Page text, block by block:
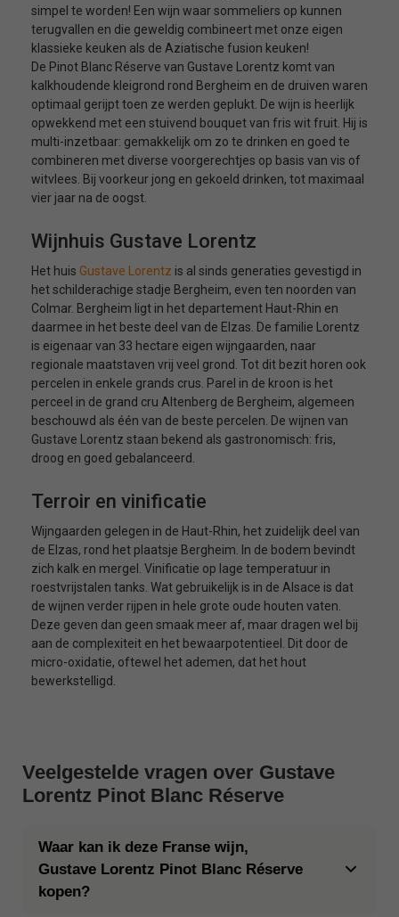
simpel te worden! Een wijn waar sommeliers op kunnen
terugvallen en die geweldig combineert met onze eigen
klassieke keuken als de Aziatische fusion keuken!
De Pinot Blanc Réserve van Gustave Lorentz komt van
kalkhoudende kleigrond rond Bergheim en de druiven waren
optimaal gerijpt toen ze werden geplukt. De wijn is heerlijk
opwekkend met een stuivend bouquet van fris wit fruit. Hij is
multi-inzetbaar: gemakkelijk om zo te drinken en goed te
combineren met diverse voorgerechtjes op basis van vis of
witvlees. Bij voorkeur jong en gekoeld drinken, tot maximaal
vier jaar na de oogst.
Wijnhuis Gustave Lorentz
Het huis Gustave Lorentz is al sinds generaties gevestigd in
het schilderachige stadje Bergheim, even ten noorden van
Colmar. Bergheim ligt in het departement Haut-Rhin en
daarmee in het beste deel van de Elzas. De familie Lorentz
is eigenaar van 33 hectare eigen wijngaarden, naar
regionale maatstaven vrij veel grond. Tot dit bezit horen ook
percelen in enkele grands crus. Parel in de kroon is het
perceel in de grand cru Altenberg de Bergheim, algemeen
beschouwd als één van de beste percelen. De wijnen van
Gustave Lorentz staan bekend als gastronomisch: fris,
droog en goed gebalanceerd.
Terroir en vinificatie
Wijngaarden gelegen in de Haut-Rhin, het zuidelijk deel van
de Elzas, rond het plaatsje Bergheim. In de bodem bevindt
zich kalk en mergel. Vinificatie op lage temperatuur in
roestvrijstalen tanks. Wat gebruikelijk is in de Alsace is dat
de wijnen verder rijpen in hele grote oude houten vaten.
Deze geven dan geen smaak meer af, maar dragen wel bij
aan de complexiteit en het bewaarpotentieel. Dit door de
micro-oxidatie, oftewel het ademen, dat het hout
bewerkstelligd.
Veelgestelde vragen over Gustave
Lorentz Pinot Blanc Réserve
Waar kan ik deze Franse wijn,
Gustave Lorentz Pinot Blanc Réserve
kopen?